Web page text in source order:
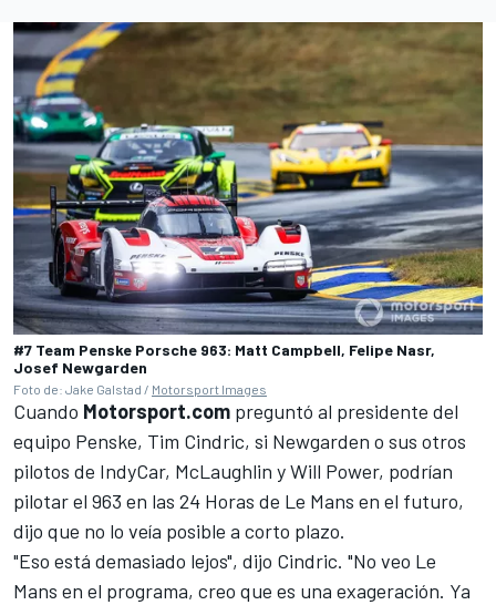
#7 Team Penske Porsche 963: Matt Campbell, Felipe Nasr,
Josef Newgarden
Foto de: Jake Galstad / Motorsport Images
Cuando Motorsport.com preguntó al presidente del
equipo Penske, Tim Cindric, si Newgarden o sus otros
pilotos de IndyCar, McLaughlin yWill Power, podrían
pilotar el 963 en las 24 Horas de Le Mans en el futuro,
dijo que no lo veía posible a corto plazo.
"Eso está demasiado lejos", dijo Cindric. "No veo Le
Mans en el programa, creo que es una exageración. Ya